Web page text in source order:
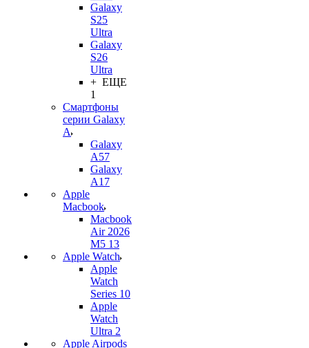
Galaxy
S25
Ultra
Galaxy
S26
Ultra
+ ЕЩЕ
1
Смартфоны
серии Galaxy
A
Galaxy
A57
Galaxy
A17
Apple
Macbook
Macbook
Air 2026
M5 13
Apple Watch
Apple
Watch
Series 10
Apple
Watch
Ultra 2
Apple Airpods